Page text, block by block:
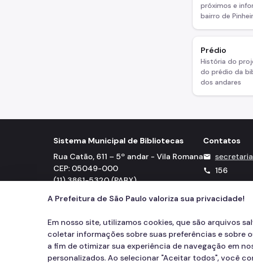
próximos e
bairro de
Prédio
História do
do prédio da
dos andares
Sistema Municipal de Bibliotecas
Rua Catão, 611 – 5º andar - Vila Romana
CEP: 05049-000
(11) 3861-5320 (PABX)
Contatos
mail
call 156
A Prefeitura de São Paulo valoriza sua privacidade!
Em nosso site, utilizamos cookies, que são arquivos
coletar informações sobre suas preferências e sobre
a fim de otimizar sua experiência de navegação em
personalizados. Ao selecionar "Aceitar todos", você